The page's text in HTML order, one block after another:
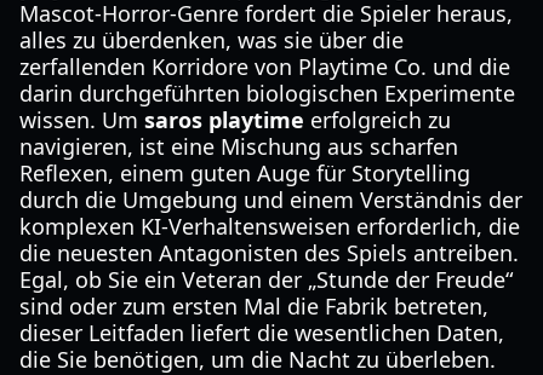
Mascot-Horror-Genre fordert die Spieler heraus,
alles zu überdenken, was sie über die
zerfallenden Korridore von Playtime Co. und die
darin durchgeführten biologischen Experimente
wissen. Um saros playtime erfolgreich zu
navigieren, ist eine Mischung aus scharfen
Reflexen, einem guten Auge für Storytelling
durch die Umgebung und einem Verständnis der
komplexen KI-Verhaltensweisen erforderlich, die
die neuesten Antagonisten des Spiels antreiben.
Egal, ob Sie ein Veteran der „Stunde der Freude“
sind oder zum ersten Mal die Fabrik betreten,
dieser Leitfaden liefert die wesentlichen Daten,
die Sie benötigen, um die Nacht zu überleben.